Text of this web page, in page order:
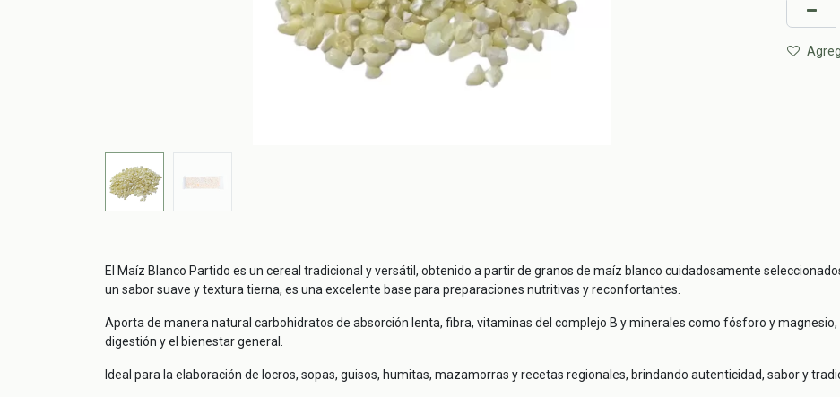
El Maíz Blanco Partido es un cereal tradicional y versátil, obtenido a partir de granos de maíz blanco cuidadosamente
un sabor suave y textura tierna, es una excelente base para preparaciones nutritivas y reconfortantes.
Aporta de manera natural carbohidratos de absorción lenta, fibra, vitaminas del complejo B y minerales como fósforo y
digestión y el bienestar general.
Ideal para la elaboración de locros, sopas, guisos, humitas, mazamorras y recetas regionales, brindando autenticidad, sabor y